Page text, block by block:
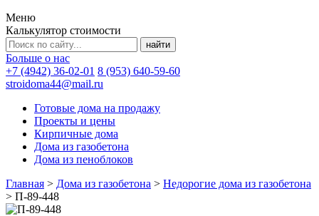
Меню
Калькулятор стоимости
Больше о нас
+7 (4942) 36-02-01 8 (953) 640-59-60
stroidoma44@mail.ru
Готовые дома на продажу
Проекты и цены
Кирпичные дома
Дома из газобетона
Дома из пеноблоков
Главная > Дома из газобетона > Недорогие дома из газобетона
> П-89-448